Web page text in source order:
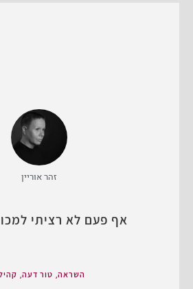
זהר אוריין
אף פעם לא רציתי
השראה, טור דעה,